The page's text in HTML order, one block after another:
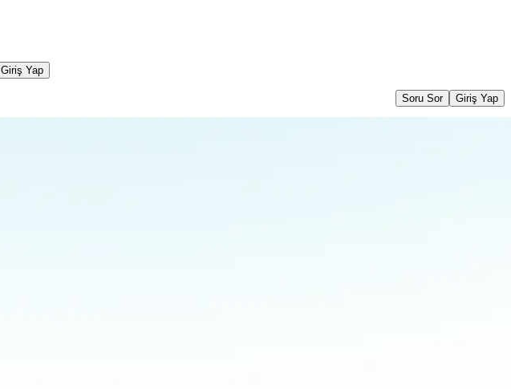
Giriş Yap
Soru Sor Giriş Yap